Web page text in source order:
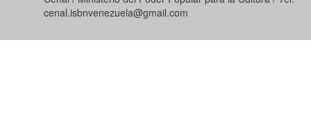
cenal.isbnvenezuela@gmail.com